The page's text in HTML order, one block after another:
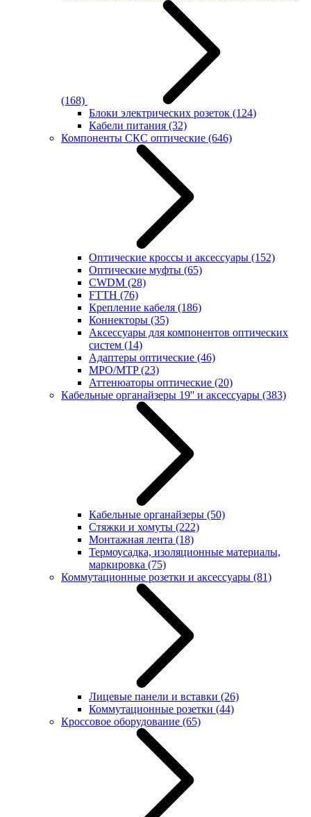
(168)
Блоки электрических розеток (124)
Кабели питания (32)
Компоненты СКС оптические (646)
Оптические кроссы и аксессуары (152)
Оптические муфты (65)
CWDM (28)
FTTH (76)
Крепление кабеля (186)
Коннекторы (35)
Аксессуары для компонентов оптических
систем (14)
Адаптеры оптические (46)
MPO/MTP(23)
Аттенюаторы оптические (20)
Кабельные органайзеры 19'' и аксессуары (383)
Кабельные органайзеры (50)
Стяжки и хомуты (222)
Монтажная лента (18)
Термоусадка, изоляционные материалы,
маркировка (75)
Коммутационные розетки и аксессуары (81)
Лицевые панели и вставки (26)
Коммутационные розетки (44)
Кроссовое оборудование (65)